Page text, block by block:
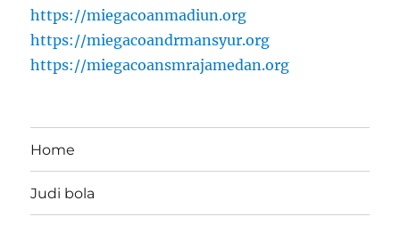
https://miegacoanmadiun.org
https://miegacoandrmansyur.org
https://miegacoansmrajamedan.org
Home
Judi bola